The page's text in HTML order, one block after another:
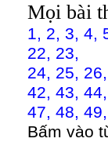
Mọi bài
1, 2, 3, 4,
22, 23,
24, 25, 26,
42, 43, 44,
47, 48, 49,
Bấm vào